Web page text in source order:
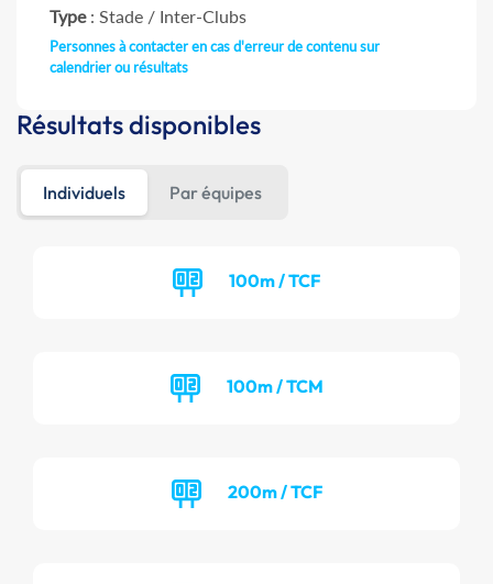
Type: Stade / Inter-Clubs
Personnes à contacter en cas d'erreur de contenu sur
calendrier ou résultats
Résultats disponibles
Individuels Par équipes
100m / TCF
100m / TCM
200m / TCF